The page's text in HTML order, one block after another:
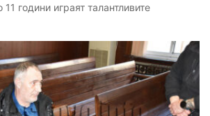
години играят талантливите